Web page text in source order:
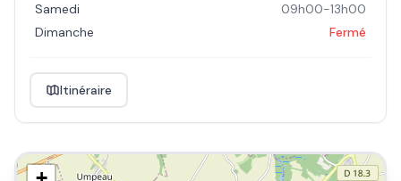
Samedi
09h00-13h00
Dimanche
Fermé
Itinéraire